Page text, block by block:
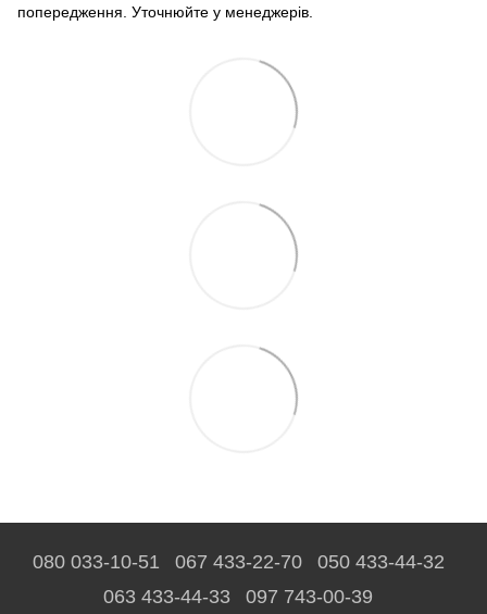
попередження. Уточнюйте у менеджерів.
080 033-10-51 067 433-22-70
050 433-44-32
063 433-44-33
097 743-00-39